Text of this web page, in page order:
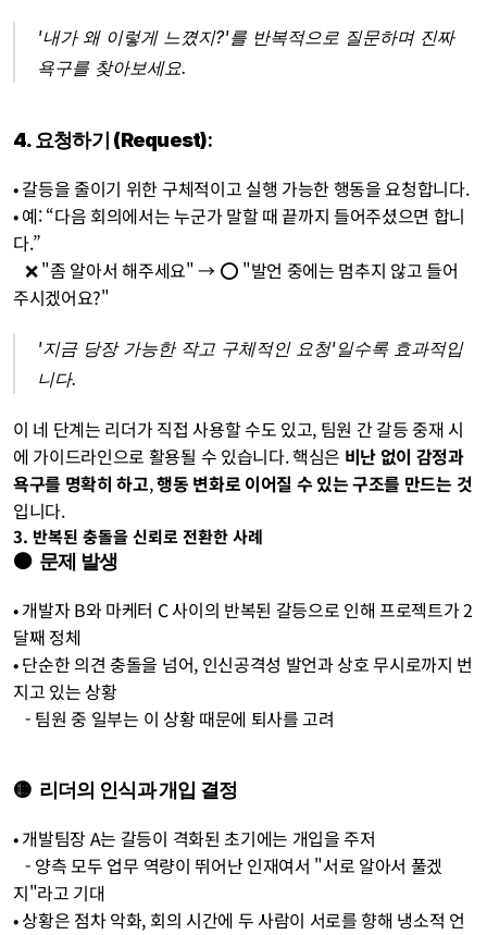
'내가 왜 이렇게 느꼈지?'를 반복적으로 질문하며 진짜
욕구를 찾아보세요.
4. 요청하기 (Request):
• 갈등을 줄이기 위한 구체적이고 실행 가능한 행동을 요청합니다.
• 예: “다음 회의에서는 누군가 말할 때 끝까지 들어주셨으면 합니
다.”
   ❌ "좀 알아서 해주세요" → ⭕ "발언 중에는 멈추지 않고 들어
주시겠어요?"
'지금 당장 가능한 작고 구체적인 요청'일수록 효과적입
니다.
이 네 단계는 리더가 직접 사용할 수도 있고, 팀원 간 갈등 중재 시
에 가이드라인으로 활용될 수 있습니다. 핵심은 비난 없이 감정과
욕구를 명확히 하고, 행동 변화로 이어질 수 있는 구조를 만드는 것
입니다.
3. 반복된 충돌을 신뢰로 전환한 사례
🟠  문제 발생
• 개발자 B와 마케터 C 사이의 반복된 갈등으로 인해 프로젝트가 2
달째 정체
• 단순한 의견 충돌을 넘어, 인신공격성 발언과 상호 무시로까지 번
지고 있는 상황
   - 팀원 중 일부는 이 상황 때문에 퇴사를 고려
🟡  리더의 인식과 개입 결정
• 개발팀장 A는 갈등이 격화된 초기에는 개입을 주저
   - 양측 모두 업무 역량이 뛰어난 인재여서 "서로 알아서 풀겠
지"라고 기대
• 상황은 점차 악화, 회의 시간에 두 사람이 서로를 향해 냉소적 언